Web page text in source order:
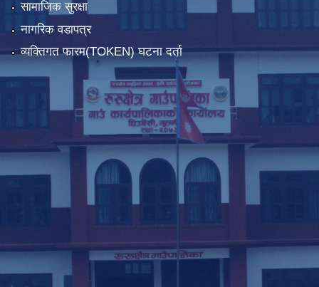
सामाजिक सुरक्षा
नागरिक वडापत्र
व्यक्तिगत फारम(TOKEN) घटना दर्ता